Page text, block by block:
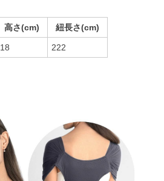
高さ(cm) 紐長さ(cm)
18 222